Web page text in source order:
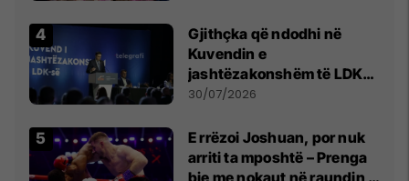
Gjithçka që ndodhi në
Kuvendin e
jashtëzakonshëm të LDK-
së
30/07/2026
E rrëzoi Joshuan, por nuk
arriti ta mposhtë – Prenga
bie me nokaut në raundin e